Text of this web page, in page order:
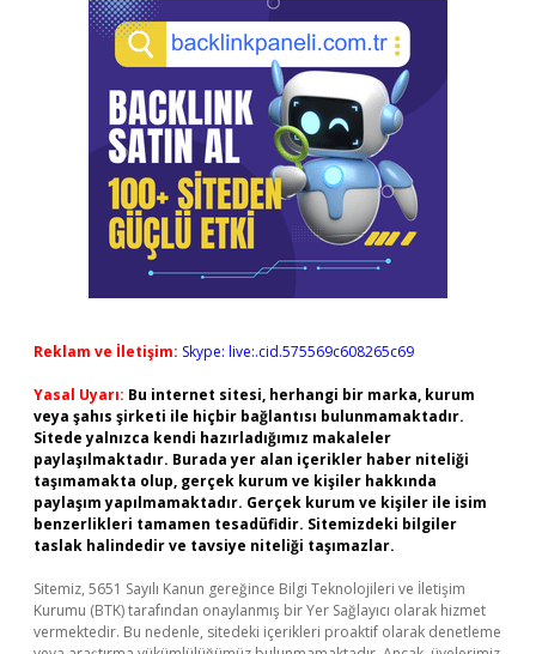
Reklam ve İletişim: Skype: live:.cid.575569c608265c69
Yasal Uyarı: Bu internet sitesi, herhangi bir marka, kurum
veya şahıs şirketi ile hiçbir bağlantısı bulunmamaktadır.
Sitede yalnızca kendi hazırladığımız makaleler
paylaşılmaktadır. Burada yer alan içerikler haber niteliği
taşımamakta olup, gerçek kurum ve kişiler hakkında
paylaşım yapılmamaktadır. Gerçek kurum ve kişiler ile isim
benzerlikleri tamamen tesadüfidir. Sitemizdeki bilgiler
taslak halindedir ve tavsiye niteliği taşımazlar.
Sitemiz, 5651 Sayılı Kanun gereğince Bilgi Teknolojileri ve İletişim
Kurumu (BTK) tarafından onaylanmış bir Yer Sağlayıcı olarak hizmet
vermektedir. Bu nedenle, sitedeki içerikleri proaktif olarak denetleme